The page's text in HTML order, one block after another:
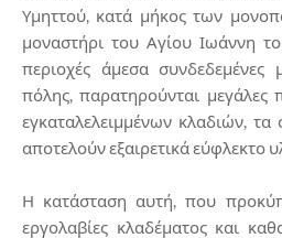
Υμηττού, κατά μήκος των
μοναστήρι του Αγίου Ιωάννη
περιοχές άμεσα συνδεδεμένες
πόλης, παρατηρούνται μεγάλες
εγκαταλελειμμένων κλαδιών, τα
αποτελούν εξαιρετικά εύφλεκτο
Η κατάσταση αυτή, που
εργολαβίες κλαδέματος και